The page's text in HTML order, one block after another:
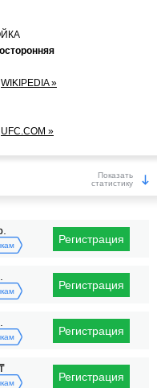
WIKIPEDIA »
UFC.COM »
Показать
статистику
Регистрация
Регистрация
Регистрация
Регистрация